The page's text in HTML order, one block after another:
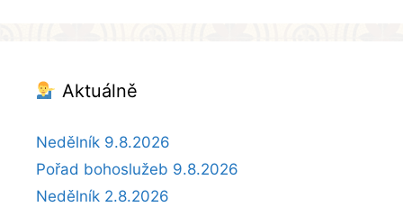
Aktuálně
Nedělník 9.8.2026
Pořad bohoslužeb 9.8.2026
Nedělník 2.8.2026